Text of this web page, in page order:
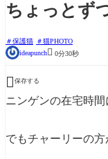
ちょっとず
保護猫
猫PHOTO
ideapunch 0分30秒
 保存する
ニンゲンの在宅時
でもチャーリーの方